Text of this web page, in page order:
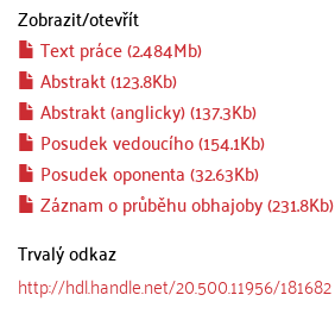
Zobrazit/otevřít
Text práce (2.484Mb)
Abstrakt (123.8Kb)
Abstrakt (anglicky) (137.3Kb)
Posudek vedoucího (154.1Kb)
Posudek oponenta (32.63Kb)
Záznam o průběhu obhajoby (231.8Kb)
Trvalý odkaz
http://hdl.handle.net/20.500.11956/181682